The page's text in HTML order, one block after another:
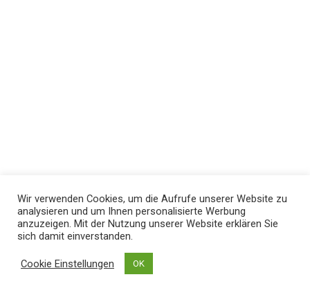
Wir verwenden Cookies, um die Aufrufe unserer Website zu
analysieren und um Ihnen personalisierte Werbung
anzuzeigen. Mit der Nutzung unserer Website erklären Sie
sich damit einverstanden.
Cookie Einstellungen OK